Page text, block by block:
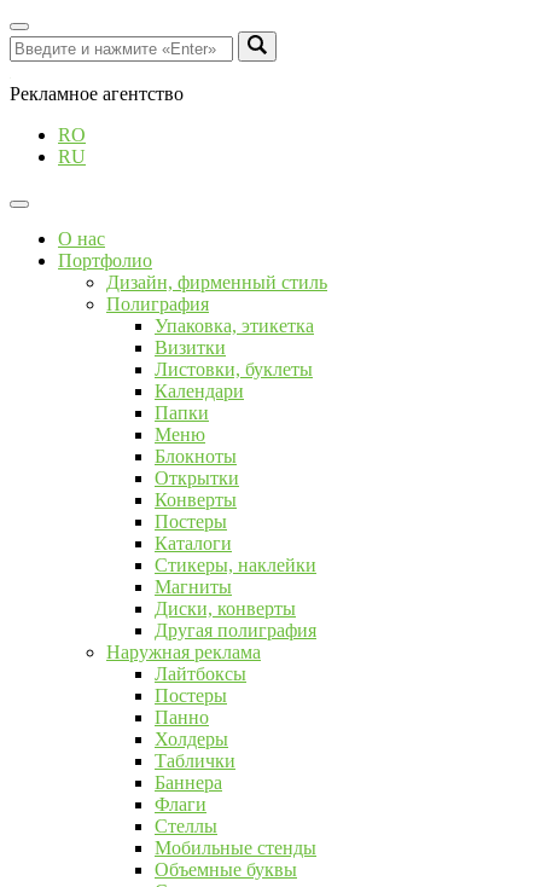
Рекламное агентство
RO
RU
О нас
Портфолио
Дизайн, фирменный стиль
Полиграфия
Упаковка, этикетка
Визитки
Листовки, буклеты
Календари
Папки
Меню
Блокноты
Открытки
Конверты
Постеры
Каталоги
Стикеры, наклейки
Магниты
Диски, конверты
Другая полиграфия
Наружная реклама
Лайтбоксы
Постеры
Панно
Холдеры
Таблички
Баннера
Флаги
Стеллы
Мобильные стенды
Объемные буквы